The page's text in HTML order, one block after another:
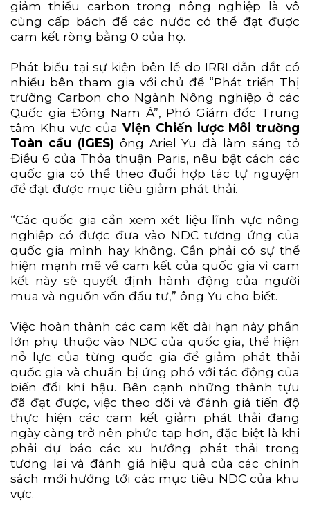
giảm thiểu carbon trong nông nghiệp là vô
cùng cấp bách để các nước có thể đạt được
cam kết ròng bằng 0 của họ.
Phát biểu tại sự kiện bên lề do IRRI dẫn dắt có
nhiều bên tham gia với chủ đề “Phát triển Thị
trường Carbon cho Ngành Nông nghiệp ở các
Quốc gia Đông Nam Á”, Phó Giám đốc Trung
tâm Khu vực của Viện Chiến lược Môi trường
Toàn cầu (IGES) ông Ariel Yu đã làm sáng tỏ
Điều 6 của Thỏa thuận Paris, nêu bật cách các
quốc gia có thể theo đuổi hợp tác tự nguyện
để đạt được mục tiêu giảm phát thải.
“Các quốc gia cần xem xét liệu lĩnh vực nông
nghiệp có được đưa vào NDC tương ứng của
quốc gia mình hay không. Cần phải có sự thể
hiện mạnh mẽ về cam kết của quốc gia vì cam
kết này sẽ quyết định hành động của người
mua và nguồn vốn đầu tư,” ông Yu cho biết.
Việc hoàn thành các cam kết dài hạn này phần
lớn phụ thuộc vào NDC của quốc gia, thể hiện
nỗ lực của từng quốc gia để giảm phát thải
quốc gia và chuẩn bị ứng phó với tác động của
biến đổi khí hậu. Bên cạnh những thành tựu
đã đạt được, việc theo dõi và đánh giá tiến độ
thực hiện các cam kết giảm phát thải đang
ngày càng trở nên phức tạp hơn, đặc biệt là khi
phải dự báo các xu hướng phát thải trong
tương lai và đánh giá hiệu quả của các chính
sách mới hướng tới các mục tiêu NDC của khu
vực.